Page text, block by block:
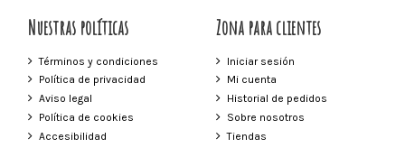
Nuestras políticas
Términos y condiciones
Política de privacidad
Aviso legal
Política de cookies
Accesibilidad
Zona para clientes
Iniciar sesión
Mi cuenta
Historial de pedidos
Sobre nosotros
Tiendas